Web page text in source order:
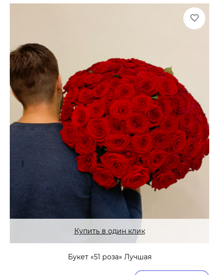
Купить в один клик
Букет «51 роза» Лучшая